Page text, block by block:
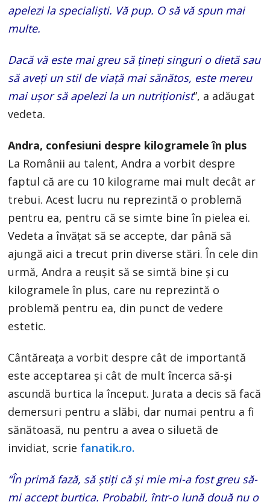
apelezi la specialiști. Vă pup. O să vă spun mai
multe.
Dacă vă este mai greu să țineți singuri o dietă sau
să aveți un stil de viață mai sănătos, este mereu
mai ușor să apelezi la un nutriționist”, a adăugat
vedeta.
Andra, confesiuni despre kilogramele în plus
La Românii au talent, Andra a vorbit despre
faptul că are cu 10 kilograme mai mult decât ar
trebui. Acest lucru nu reprezintă o problemă
pentru ea, pentru că se simte bine în pielea ei.
Vedeta a învățat să se accepte, dar până să
ajungă aici a trecut prin diverse stări. În cele din
urmă, Andra a reușit să se simtă bine și cu
kilogramele în plus, care nu reprezintă o
problemă pentru ea, din punct de vedere
estetic.
Cântăreața a vorbit despre cât de importantă
este acceptarea și cât de mult încerca să-și
ascundă burtica la început. Jurata a decis să facă
demersuri pentru a slăbi, dar numai pentru a fi
sănătoasă, nu pentru a avea o siluetă de
invidiat, scrie fanatik.ro.
“În primă fază, să știți că și mie mi-a fost greu să-
mi accept burtica. Probabil, într-o lună două nu o